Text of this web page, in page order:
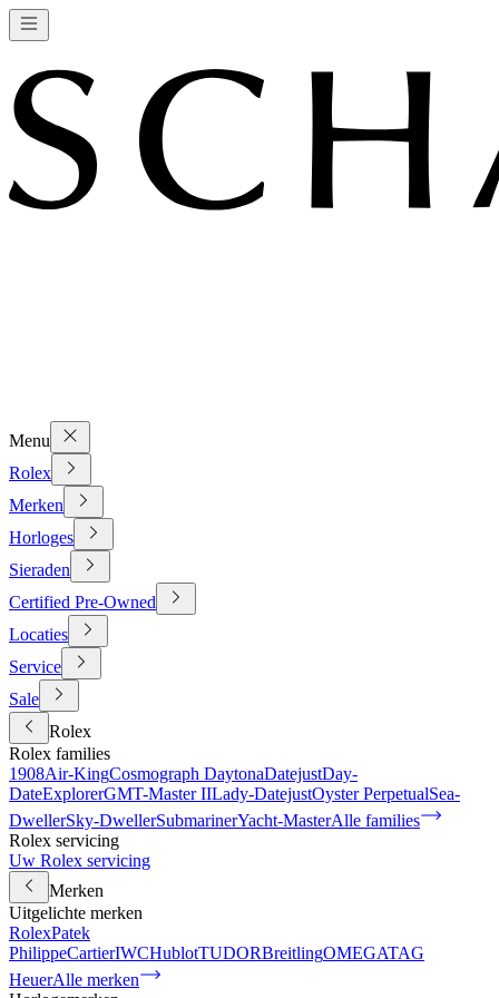
Menu
Rolex
Merken
Horloges
Sieraden
Certified Pre-Owned
Locaties
Service
Sale
Rolex
Rolex families
1908Air-KingCosmograph DaytonaDatejustDay-
DateExplorerGMT-Master IILady-DatejustOyster PerpetualSea-
DwellerSky-DwellerSubmarinerYacht-MasterAlle families
Rolex servicing
Uw Rolex servicing
Merken
Uitgelichte merken
RolexPatek
PhilippeCartierIWCHublotTUDORBreitlingOMEGATAG
HeuerAlle merken